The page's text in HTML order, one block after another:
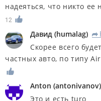
надеяться, что никто ее
12
Дaвид (humalag) R
Скорее всего
частных авто, по типу
Anton (antonivanov)
Это и есть turo